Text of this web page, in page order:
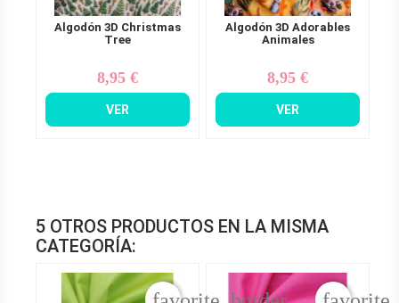
Algodón 3D Christmas
Tree
Precio
8,95 €
VER
Algodón 3D Adorables
Animales
Precio
8,95 €
VER
5 OTROS PRODUCTOS EN LA MISMA
CATEGORÍA: